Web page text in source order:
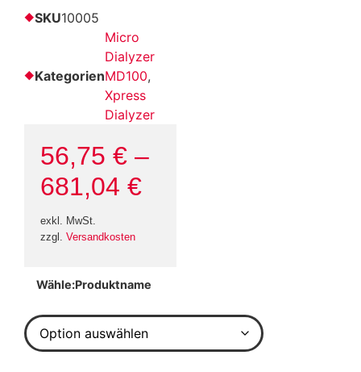
SKU10005
Kategorien
Micro
Dialyzer
MD100,
Xpress
Dialyzer
56,75 € –
681,04 €
exkl. MwSt.
zzgl. Versandkosten
Produktname